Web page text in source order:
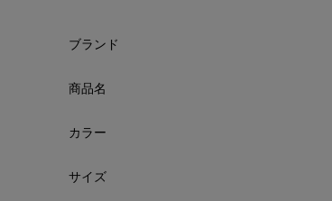
ブランド
商品名
カラー
サイズ